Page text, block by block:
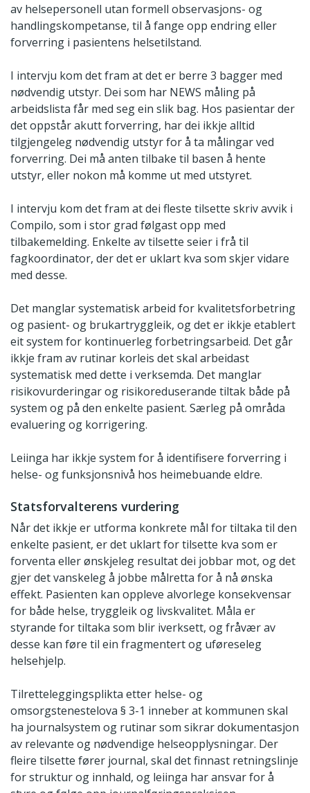
av helsepersonell utan formell observasjons- og
handlingskompetanse, til å fange opp endring eller
forverring i pasientens helsetilstand.
I intervju kom det fram at det er berre 3 bagger med
nødvendig utstyr. Dei som har NEWS måling på
arbeidslista får med seg ein slik bag. Hos pasientar der
det oppstår akutt forverring, har dei ikkje alltid
tilgjengeleg nødvendig utstyr for å ta målingar ved
forverring. Dei må anten tilbake til basen å hente
utstyr, eller nokon må komme ut med utstyret.
I intervju kom det fram at dei fleste tilsette skriv avvik i
Compilo, som i stor grad følgast opp med
tilbakemelding. Enkelte av tilsette seier i frå til
fagkoordinator, der det er uklart kva som skjer vidare
med desse.
Det manglar systematisk arbeid for kvalitetsforbetring
og pasient- og brukartryggleik, og det er ikkje etablert
eit system for kontinuerleg forbetringsarbeid. Det går
ikkje fram av rutinar korleis det skal arbeidast
systematisk med dette i verksemda. Det manglar
risikovurderingar og risikoreduserande tiltak både på
system og på den enkelte pasient. Særleg på områda
evaluering og korrigering.
Leiinga har ikkje system for å identifisere forverring i
helse- og funksjonsnivå hos heimebuande eldre.
Statsforvalterens vurdering
Når det ikkje er utforma konkrete mål for tiltaka til den
enkelte pasient, er det uklart for tilsette kva som er
forventa eller ønskjeleg resultat dei jobbar mot, og det
gjer det vanskeleg å jobbe målretta for å nå ønska
effekt. Pasienten kan oppleve alvorlege konsekvensar
for både helse, tryggleik og livskvalitet. Måla er
styrande for tiltaka som blir iverksett, og fråvær av
desse kan føre til ein fragmentert og uføreseleg
helsehjelp.
Tilretteleggingsplikta etter helse- og
omsorgstenestelova § 3-1 inneber at kommunen skal
ha journalsystem og rutinar som sikrar dokumentasjon
av relevante og nødvendige helseopplysningar. Der
fleire tilsette fører journal, skal det finnast retningslinje
for struktur og innhald, og leiinga har ansvar for å